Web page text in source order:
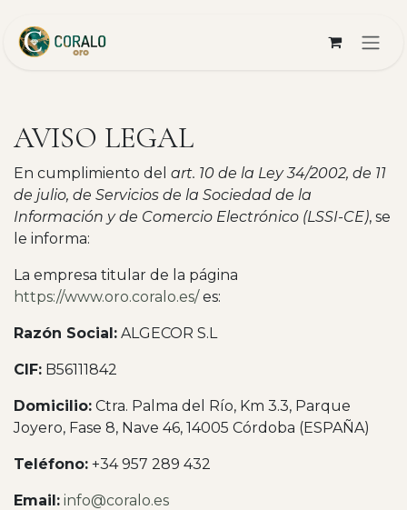
AVISO LEGAL
En cumplimiento del art. 10 de la Ley 34/2002, de 11
de julio, de Servicios de la Sociedad de la
Información y de Comercio Electrónico (LSSI-CE), se
le informa:
La empresa titular de la página
https://www.oro.coralo.es/es:
Razón Social: ALGECOR S.L
CIF: B56111842
Domicilio: Ctra. Palma del Río, Km 3.3, Parque
Joyero, Fase 8, Nave 46, 14005 Córdoba (ESPAÑA)
Teléfono: +34 957 289 432
Email: info@coralo.es